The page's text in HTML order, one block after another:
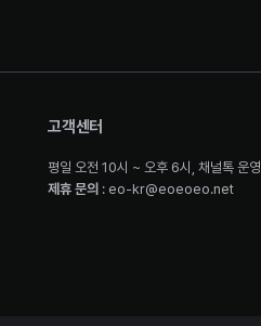
고객센터
평일 오전 10시 ~ 오후 6시, 채널톡 운영
제휴 문의 : eo-kr@eoeoeo.net